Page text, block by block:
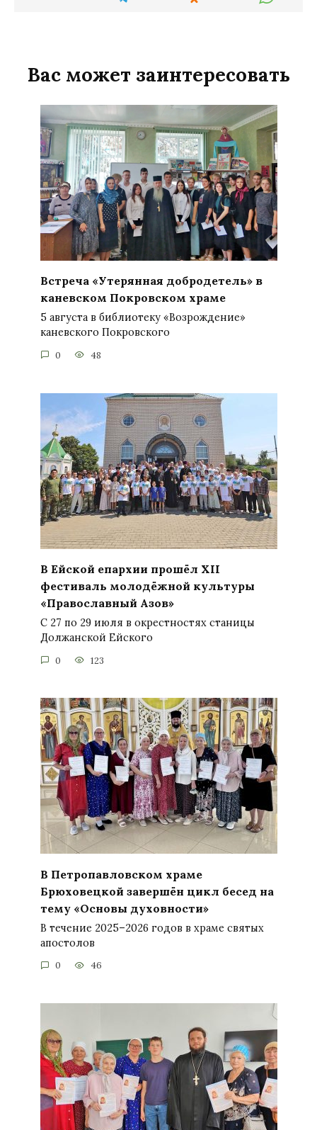
Вас может заинтересовать
Встреча «Утерянная добродетель» в
каневском Покровском храме
5 августа в библиотеку «Возрождение»
каневского Покровского
0 48
В Ейской епархии прошёл XII
фестиваль молодёжной культуры
«Православный Азов»
С 27 по 29 июля в окрестностях станицы
Должанской Ейского
0 123
В Петропавловском храме
Брюховецкой завершён цикл бесед на
тему «Основы духовности»
В течение 2025–2026 годов в храме святых
апостолов
0 46